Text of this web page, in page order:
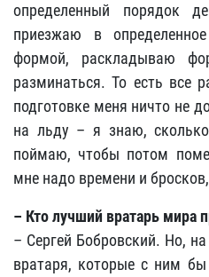
определенный порядок
приезжаю в
формой, раскладываю
разминаться. То есть все
подготовке меня ничто не
на льду – я знаю,
поймаю, чтобы потом
мне надо времени и
– Кто лучший вратарь мира
– Сергей Бобровский. Но,
вратаря, которые с ним